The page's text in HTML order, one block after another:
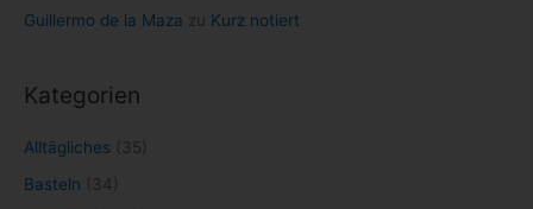
Guillermo de la Maza zu Kurz notiert
Kategorien
Alltägliches (35)
Basteln (34)